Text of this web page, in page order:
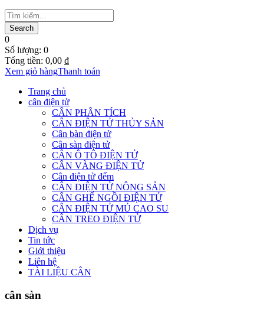
0
Số lượng: 0
Tổng tiền: 0,00 ₫
Xem giỏ hàngThanh toán
Trang chủ
cân điện tử
CÂN PHÂN TÍCH
CÂN ĐIỆN TỬ THỦY SẢN
Cân bàn điện tử
Cân sàn điện tử
CÂN Ô TÔ ĐIỆN TỬ
CÂN VÀNG ĐIỆN TỬ
Cân điện tử đếm
CÂN ĐIỆN TỬ NÔNG SẢN
CÂN GHẾ NGỒI ĐIỆN TỬ
CÂN ĐIỆN TỬ MỦ CAO SU
CÂN TREO ĐIỆN TỬ
Dịch vụ
Tin tức
Giới thiệu
Liên hệ
TÀI LIỆU CÂN
cân sàn